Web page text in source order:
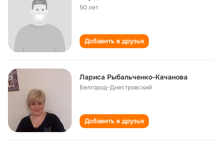
50 лет
Добавить в друзья
Лариса Рыбальченко-Качанова
Белгород-Днестровский
Добавить в друзья